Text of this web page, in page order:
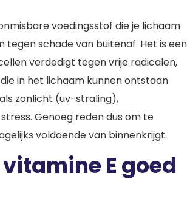
voedingsstof die je lichaam
tegen schade van buitenaf. Het is een
verdedigt tegen vrije radicalen,
in het lichaam kunnen ontstaan
zonlicht (uv-straling),
Genoeg reden dus om te
voldoende van binnenkrijgt.
E goed